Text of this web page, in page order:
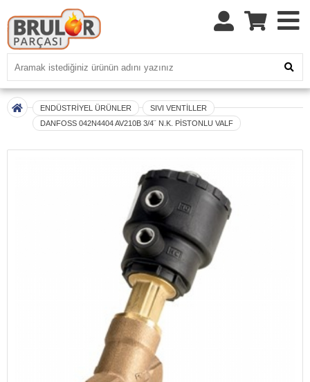
ENDÜSTRİYEL ÜRÜNLER
SIVI VENTİLLER
DANFOSS 042N4404 AV210B 3/4¨ N.K. PİSTONLU VALF